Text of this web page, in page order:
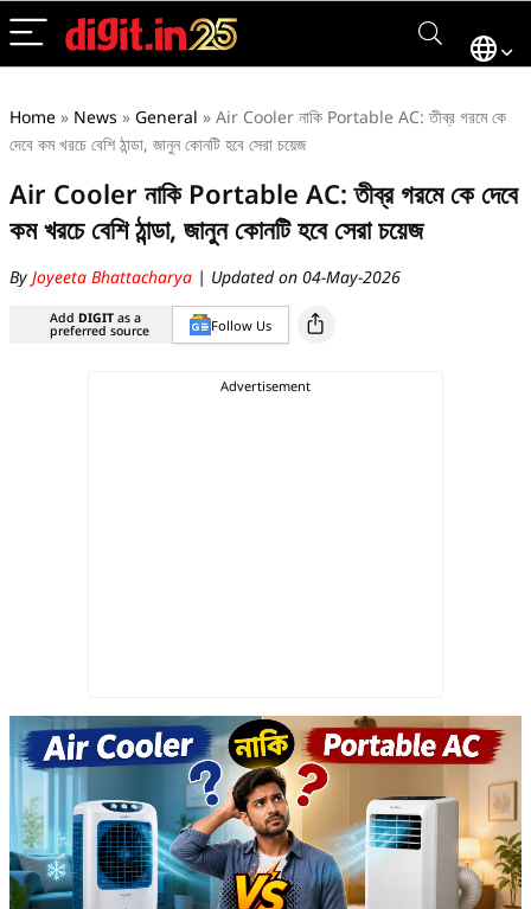
Home » News » General » Air Cooler নাকি Portable AC: তীব্র গরমে কে
দেবে কম খরচে বেশি ঠান্ডা, জানুন কোনটি হবে সেরা চয়েজ
Air Cooler নাকি Portable AC: তীব্র গরমে কে দেবে
কম খরচে বেশি ঠান্ডা, জানুন কোনটি হবে সেরা চয়েজ
By Joyeeta Bhattacharya | Updated on 04-May-2026
Add DIGIT as a
preferred source Follow Us